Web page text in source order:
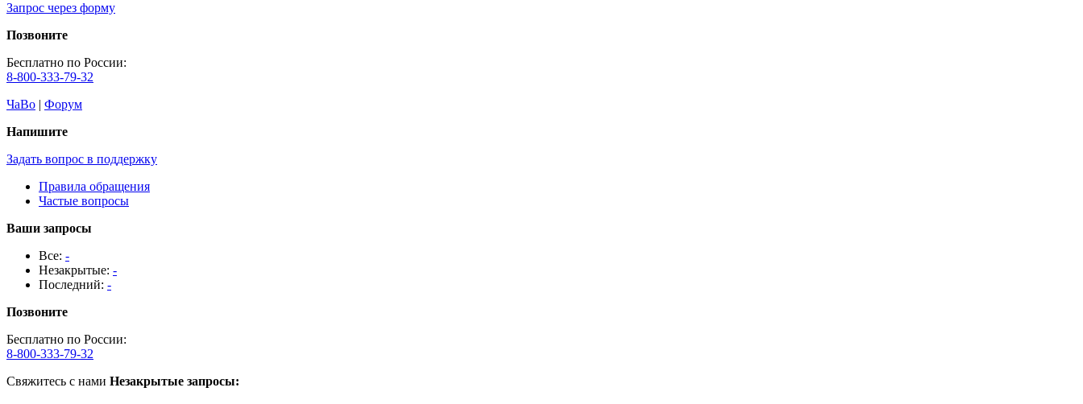
Запрос через форму
Позвоните
Бесплатно по России:
8-800-333-79-32
ЧаВо | Форум
Напишите
Задать вопрос в поддержку
Правила обращения
Частые вопросы
Ваши запросы
Все: -
Незакрытые: -
Последний: -
Позвоните
Бесплатно по России:
8-800-333-79-32
Свяжитесь с нами Незакрытые запросы: